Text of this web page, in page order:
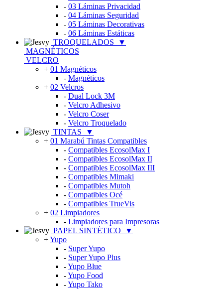
- 03 Láminas Privacidad
- 04 Láminas Seguridad
- 05 Láminas Decorativas
- 06 Láminas Estáticas
TROQUELADOS
▼
MAGNÉTICOS
VELCRO
+ 01 Magnéticos
- Magnéticos
+ 02 Velcros
- Dual Lock 3M
- Velcro Adhesivo
- Velcro Coser
- Velcro Troquelado
TINTAS
▼
+ 01 Marabú Tintas Compatibles
- Compatibles EcosolMax I
- Compatibles EcosolMax II
- Compatibles EcosolMax III
- Compatibles Mimaki
- Compatibles Mutoh
- Compatibles Océ
- Compatibles TrueVis
+ 02 Limpiadores
- Limpiadores para Impresoras
PAPEL SINTÉTICO
▼
+Yupo
- Super Yupo
- Super Yupo Plus
-Yupo Blue
-Yupo Food
-Yupo Tako